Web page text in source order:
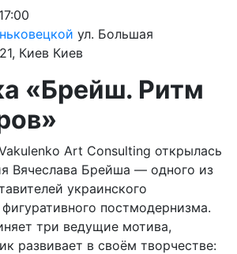
ул. Большая
Киев Киев
«Брейш. Ритм
Art Consulting открылась
Вячеслава Брейша — одного из
украинского
постмодернизма.
три ведущие мотива,
развивает в своём творчестве: